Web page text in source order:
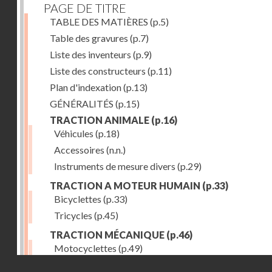
PAGE DE TITRE
TABLE DES MATIÈRES (p.5)
Table des gravures (p.7)
Liste des inventeurs (p.9)
Liste des constructeurs (p.11)
Plan d'indexation(p.13)
GÉNÉRALITÉS (p.15)
TRACTION ANIMALE (p.16)
Véhicules (p.18)
Accessoires (n.n.)
Instruments de mesure divers (p.29)
TRACTION A MOTEUR HUMAIN (p.33)
Bicyclettes (p.33)
Tricycles (p.45)
TRACTION MÉCANIQUE (p.46)
Motocyclettes (p.49)